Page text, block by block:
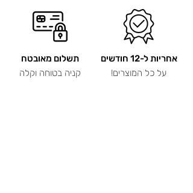
תשלום מאובטח
קניה בטוחה וקלה
אחריות ל-12 חודשים
על כל המוצרים!